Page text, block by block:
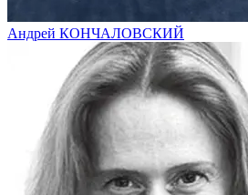
Андрей КОНЧАЛОВСКИЙ